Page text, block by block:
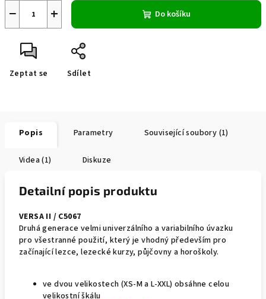
+
− Do košíku
Zeptat se Sdílet
Popis Parametry Související soubory (1)
Videa (1) Diskuze
Detailní popis produktu
VERSA II / C5067
Druhá generace velmi univerzálního a variabilního úvazku
pro všestranné použití, který je vhodný především pro
začínající lezce, lezecké kurzy, půjčovny a horoškoly.
ve dvou velikostech (XS-M a L-XXL) obsáhne celou
velikostní škálu